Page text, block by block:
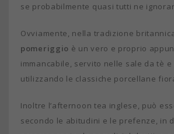
se probabilmente quasi tutti ne
Ovviamente, nella tradizione
pomeriggio è un vero e proprio
immancabile, servito nelle sale da tè e
utilizzando le classiche porcellane
Inoltre l’afternoon tea inglese, può
secondo le abitudini e le prefenze, in